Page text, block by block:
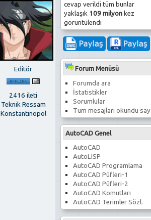
cevap verildi tüm bunlar
yaklaşık 109 milyonkez
görüntülendi
Forum Menüsü
Forumda ara
İstatistikler
Sorumlular
Tüm mesajları okundu say
AutoCAD Genel
AutoCAD
AutoLISP
AutoCAD Programlama
AutoCAD Püfleri-1
AutoCAD Püfleri-2
AutoCAD Komutları
AutoCAD Terimler Sözl.
Editör
2416 ileti
Teknik Ressam
Konstantinopol